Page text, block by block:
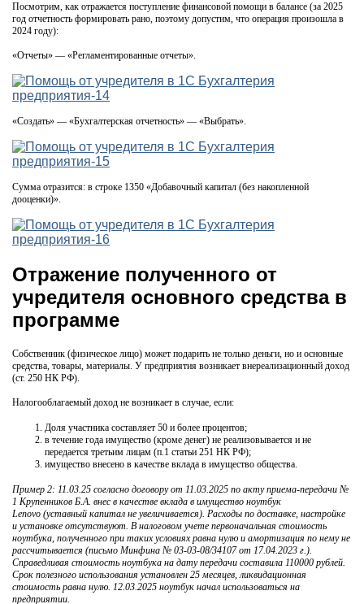
Посмотрим, как отражается поступление финансовой помощи в балансе (за 2025
год отчетность формировать рано, поэтому допустим, что операция произошла в
2024 году):
«Отчеты» — «Регламентированные отчеты».
«Создать» — «Бухгалтерская отчетность» — «Выбрать».
Сумма отразится: в строке 1350 «Добавочный капитал (без накопленной
дооценки)».
Отражение полученного от
учредителя основного средства в
программе
Собственник (физическое лицо) может подарить не только деньги, но и основные
средства, товары, материалы. У предприятия возникает внереализационный доход
(ст. 250 НК РФ).
Налогооблагаемый доход не возникает в случае, если:
Доля участника составляет 50 и более процентов;
в течение года имущество (кроме денег) не реализовывается и не
передается третьим лицам (п.1 статьи 251 НК РФ);
имущество внесено в качестве вклада в имущество общества.
Пример 2: 11.03.25 согласно договору от 11.03.2025 по акту приема-передачи №
1 Крупенников Б.А. внес в качестве вклада в имущество ноутбук
Lenovo (уставный капитал не увеличивается). Расходы по доставке, настройке
и установке отсутствуют. В налоговом учете первоначальная стоимость
ноутбука, полученного при таких условиях равна нулю и амортизация по нему не
рассчитывается (письмо Минфина № 03-03-08/34107 от 17.04.2023 г.).
Справедливая стоимость ноутбука на дату передачи составила 110000 рублей.
Срок полезного использования установлен 25 месяцев, ликвидационная
стоимость равна нулю. 12.03.2025 ноутбук начал использоваться на
предприятии.